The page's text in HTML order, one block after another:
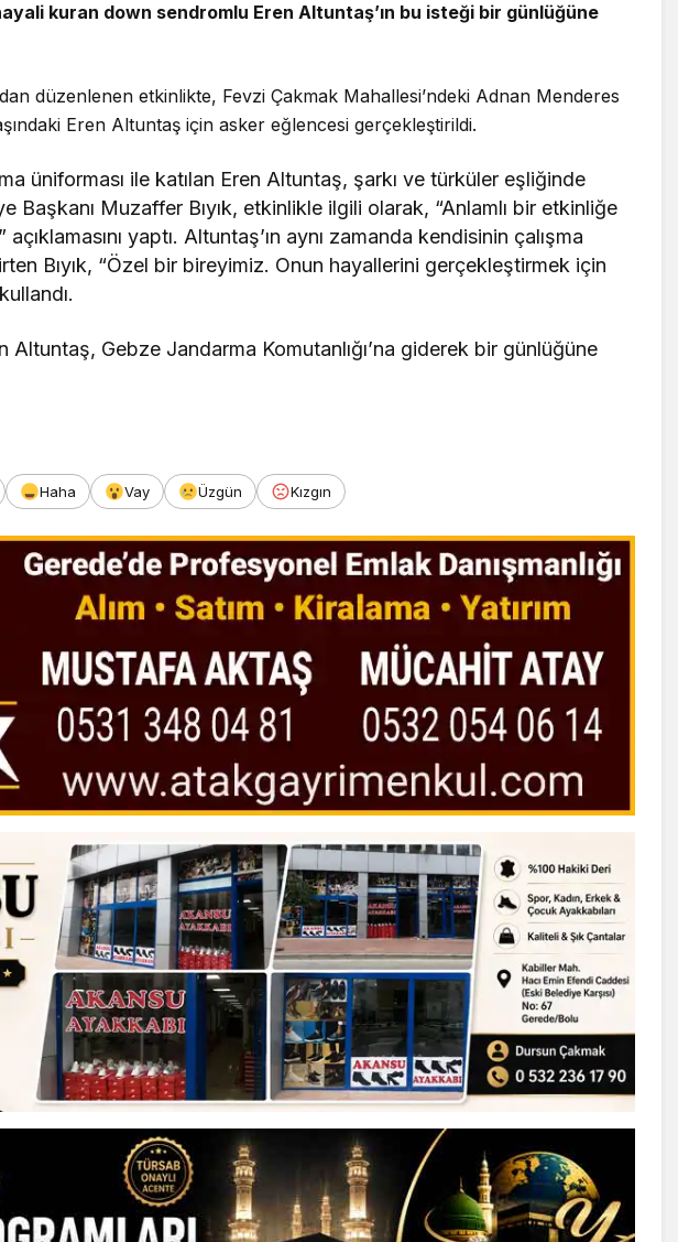
kuran down sendromlu Eren Altuntaş’ın bu isteği bir günlüğüne
düzenlenen etkinlikte, Fevzi Çakmak Mahallesi’ndeki Adnan Menderes
Eren Altuntaş için asker eğlencesi gerçekleştirildi.
üniforması ile katılan Eren Altuntaş, şarkı ve türküler eşliğinde
Başkanı Muzaffer Bıyık, etkinlikle ilgili olarak, “Anlamlı bir etkinliğe
yaptı. Altuntaş’ın aynı zamanda kendisinin çalışma
Bıyık, “Özel bir bireyimiz. Onun hayallerini gerçekleştirmek için
Altuntaş, Gebze Jandarma Komutanlığı’na giderek bir günlüğüne
Haha Vay Üzgün Kızgın
Genel
Tadilatta Yangın Çıktı
Mutfak Atölyesi ile
Attı